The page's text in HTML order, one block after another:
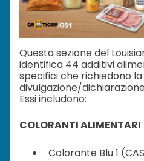
Questa sezione del
identifica 44 additivi
specifici che richiedono la
divulgazione/
Essi includono:
COLORANTI ALIMENTARI
Colorante Blu 1